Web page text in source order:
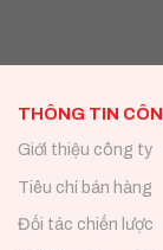
THÔNG TIN
Giới thiệu công ty
Tiêu chí bán hàng
Đối tác chiến lược